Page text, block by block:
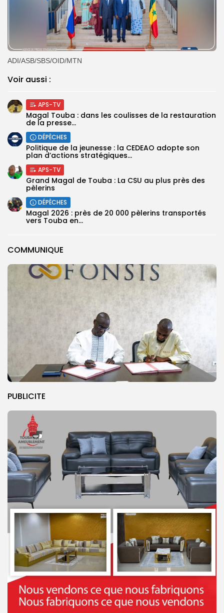
COMMUNIQUE
PUBLICITE
ADI/ASB/SBS/OID/MTN
Voir aussi :
APS-TV
Magal Touba : dans les coulisses de la restauration
de la presse...
DÉPÊCHES
Politique de la jeunesse : la CEDEAO adopte son
plan d’actions stratégiques...
APS-TV
Grand Magal de Touba : La CSU au plus près des
pèlerins
DÉPÊCHES
Magal 2026 : près de 20 000 pèlerins transportés
vers Touba en...